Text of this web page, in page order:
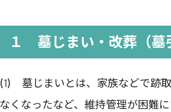
１ 墓じまい・改葬（墓
(1) 墓じまいとは、家族などで跡
なくなったなど、維持管理が困難